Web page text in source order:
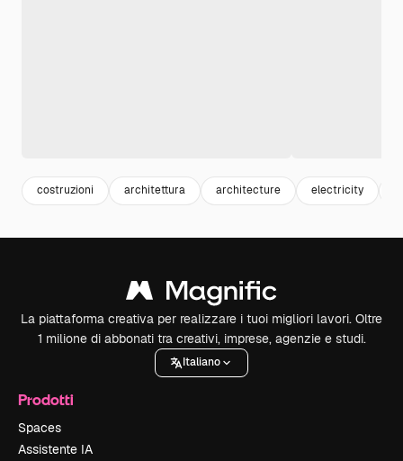
costruzioni architettura architecture electricity
La piattaforma creativa per realizzare i tuoi migliori lavori. Oltre
1 milione di abbonati tra creativi, imprese, agenzie e studi.
Italiano
Prodotti
Spaces
Assistente IA